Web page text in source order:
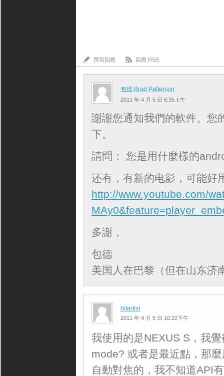
撰寫回應 回應 RSS
包德 Brad Patterson
2011 年 4 月 5 日 6:35上午
謝謝您通知我們的軟件。您
下。
請問： 您是用什麼樣的
还有，有新的电影，可能好
http://www.youtube.com/
多謝，
包德
美国人在巴黎（但在山东济
bitartist
2011 年 4 月 5 日 10:22下午
我使用的是NEXUS S，我
mode? 或者是最近點，那
自動對焦的，我不知道API